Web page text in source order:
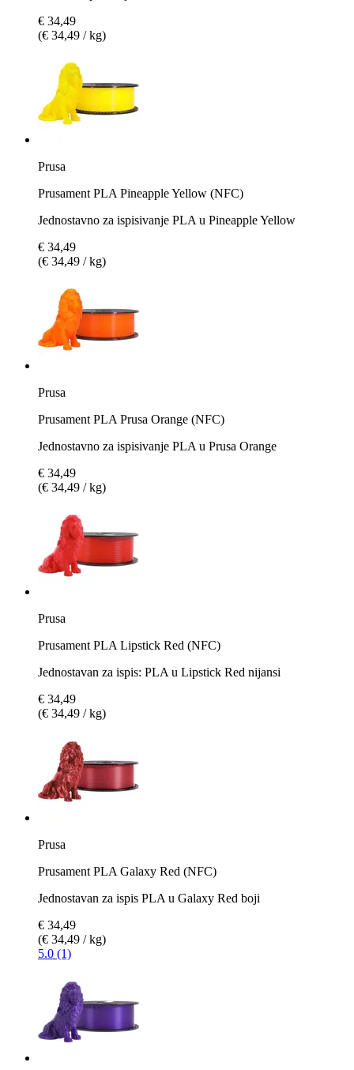
€ 34,49
(€ 34,49 / kg)
Prusa
Prusament PLA Pineapple Yellow (NFC)
Jednostavno za ispisivanje PLA u Pineapple Yellow
€ 34,49
(€ 34,49 / kg)
Prusa
Prusament PLA Prusa Orange (NFC)
Jednostavno za ispisivanje PLA u Prusa Orange
€ 34,49
(€ 34,49 / kg)
Prusa
Prusament PLA Lipstick Red (NFC)
Jednostavan za ispis: PLA u Lipstick Red nijansi
€ 34,49
(€ 34,49 / kg)
Prusa
Prusament PLA Galaxy Red (NFC)
Jednostavan za ispis PLA u Galaxy Red boji
€ 34,49
(€ 34,49 / kg)
5.0 (1)